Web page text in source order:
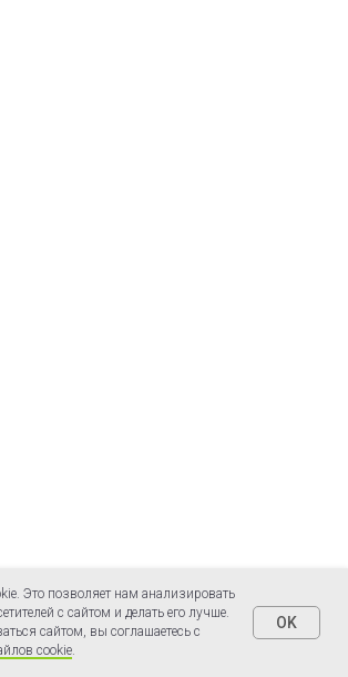
Это позволяет нам анализировать
с сайтом и делать его лучше.
сайтом, вы соглашаетесь с
cookie.
OK